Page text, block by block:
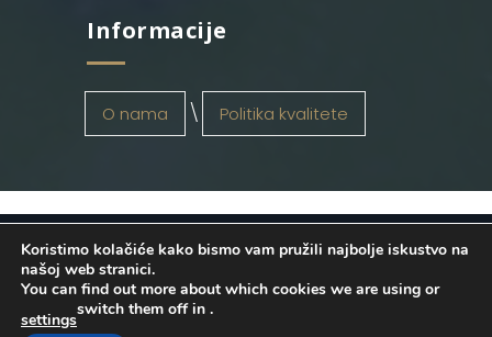
Informacije
O nama Politika kvalitete
OSATINA GRUPA d.o.o. 2026
. Configured
byINFOS Osijek. Sva prava pridržana.
Koristimo kolačiće kako bismo vam pružili najbolje iskustvo na
našoj web stranici.
You can find out more about which cookies we are using or
switch them off in
settings
.